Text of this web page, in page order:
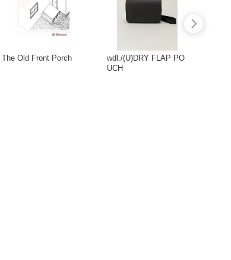
The Old Front Porch
wdl./(U)DRY FLAP PO
UCH